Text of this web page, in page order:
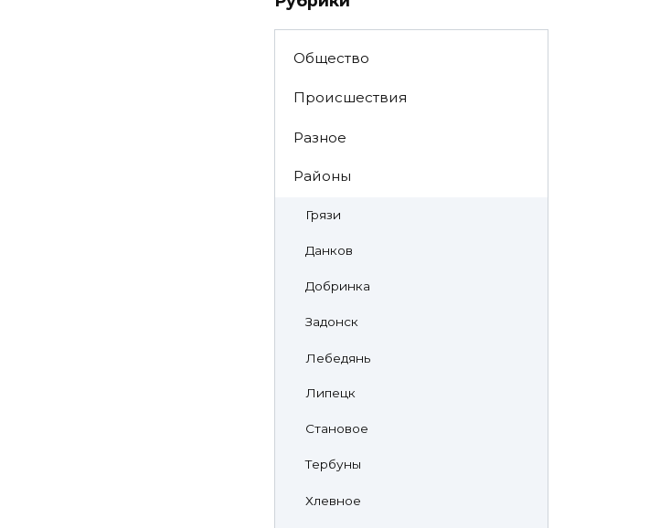
Общество
Происшествия
Разное
Районы
Грязи
Данков
Добринка
Задонск
Лебедянь
Липецк
Становое
Тербуны
Хлевное